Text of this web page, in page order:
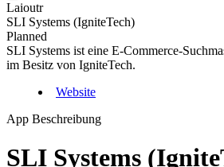
Laioutr
SLI Systems (IgniteTech)
Planned
SLI Systems ist eine E-Commerce-
im Besitz von IgniteTech.
Website
App Beschreibung
SLI Systems